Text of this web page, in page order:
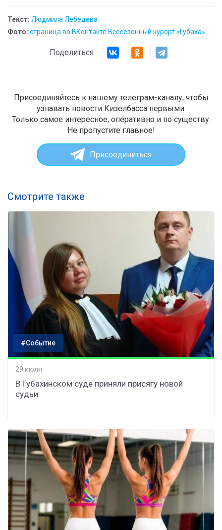
Текст: Людмила Лебедева
Фото: страница во ВКонтакте Всесезонный курорт «Губаха»
Поделиться
Присоединяйтесь к нашему телеграм-каналу, чтобы
узнавать новости Кизелбасса первыми.
Только самое интересное, оперативно и по существу.
Не пропустите главное!
Присоединиться
Смотрите также
#Событие
29 июля
В Губахинском суде приняли присягу новой
судьи